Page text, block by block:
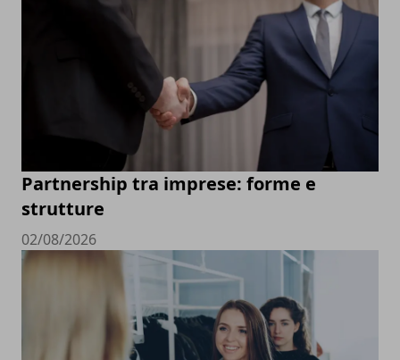
Partnership tra imprese: forme e
strutture
02/08/2026